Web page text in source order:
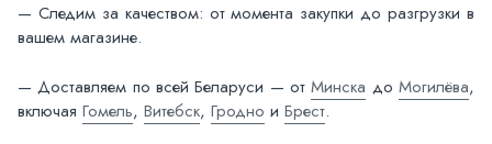
— Следим за качеством: от момента закупки до разгрузки в
вашем магазине.
— Доставляем по всей Беларуси — отМинска доМогилёва,
включая Гомель, Витебск, Гродно и Брест.